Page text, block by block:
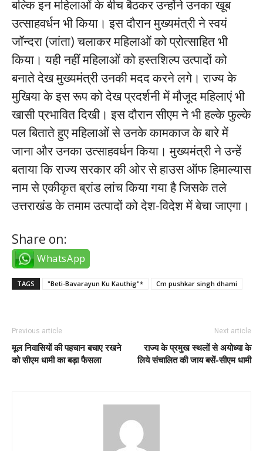
बल्कि इन महिलाओं के बीच बैठकर उन्होंने उनका खूब
उत्साहवर्धन भी किया। इस दौरान मुख्यमंत्री ने स्वयं
जॉन्दरा (जांता) चलाकर महिलाओं को प्रोत्साहित भी
किया। यही नहीं महिलाओं को हस्तशिल्प उत्पादों को
बनाते देख मुख्यमंत्री उनकी मदद करने लगे। राज्य के
मुखिया के इस रूप को देख प्रदर्शनी में मौजूद महिलाएं भी
खासी प्रभावित दिखी। इस दौरान सीएम ने भी हल्के फुल्के
पल बिताते हुए महिलाओं से उनके कामकाज के बारे में
जाना और उनका उत्साहवर्धन किया। मुख्यमंत्री ने उन्हें
बताया कि राज्य सरकार की ओर से हाउस ऑफ हिमाल्यास
नाम से एकीकृत ब्रांड लांच किया गया है जिसके तले
उत्तराखंड के तमाम उत्पादों को देश-विदेश में बेचा जाएगा।
Share on:
WhatsApp
TAGS "Beti-Bavarayun Ku Kauthig"* Cm pushkar singh dhami
Previous article
मूल निवासियों की पहचान बचाए रखने
को सीएम धामी का बड़ा फैसला
Next article
राज्य के प्रमुख स्थलों से अयोध्या के
लिये संचालित की जाय बसें-सीएम धामी